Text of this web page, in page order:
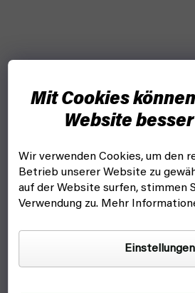
Mit Cookies
Website
Wir verwenden Cookies, um den
Betrieb unserer Website zu
auf der Website surfen, stimmen
Verwendung zu. Mehr
Einstellungen